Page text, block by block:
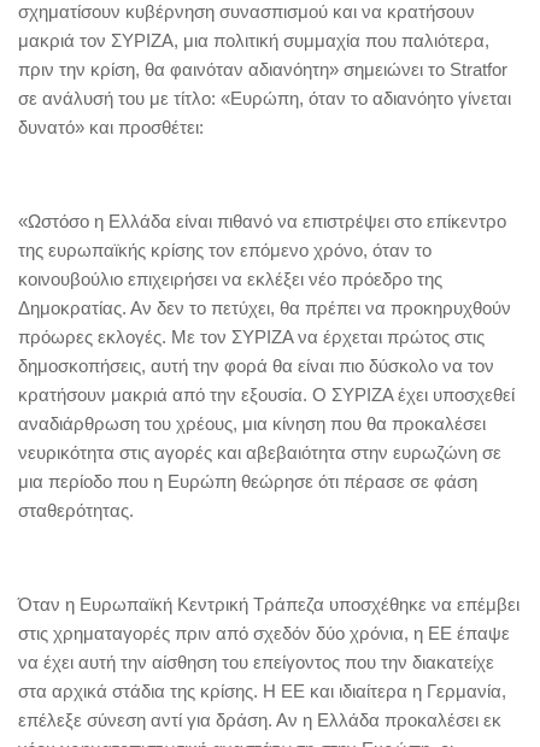
σχηματίσουν κυβέρνηση συνασπισμού και να κρατήσουν
μακριά τον ΣΥΡΙΖΑ, μια πολιτική συμμαχία που παλιότερα,
πριν την κρίση, θα φαινόταν αδιανόητη» σημειώνει το Stratfor
σε ανάλυσή του με τίτλο: «Ευρώπη, όταν το αδιανόητο γίνεται
δυνατό» και προσθέτει:
«Ωστόσο η Ελλάδα είναι πιθανό να επιστρέψει στο επίκεντρο
της ευρωπαϊκής κρίσης τον επόμενο χρόνο, όταν το
κοινουβούλιο επιχειρήσει να εκλέξει νέο πρόεδρο της
Δημοκρατίας. Αν δεν το πετύχει, θα πρέπει να προκηρυχθούν
πρόωρες εκλογές. Με τον ΣΥΡΙΖΑ να έρχεται πρώτος στις
δημοσκοπήσεις, αυτή την φορά θα είναι πιο δύσκολο να τον
κρατήσουν μακριά από την εξουσία. Ο ΣΥΡΙΖΑ έχει υποσχεθεί
αναδιάρθρωση του χρέους, μια κίνηση που θα προκαλέσει
νευρικότητα στις αγορές και αβεβαιότητα στην ευρωζώνη σε
μια περίοδο που η Ευρώπη θεώρησε ότι πέρασε σε φάση
σταθερότητας.
Όταν η Ευρωπαϊκή Κεντρική Τράπεζα υποσχέθηκε να επέμβει
στις χρηματαγορές πριν από σχεδόν δύο χρόνια, η ΕΕ έπαψε
να έχει αυτή την αίσθηση του επείγοντος που την διακατείχε
στα αρχικά στάδια της κρίσης. Η ΕΕ και ιδιαίτερα η Γερμανία,
επέλεξε σύνεση αντί για δράση. Αν η Ελλάδα προκαλέσει εκ